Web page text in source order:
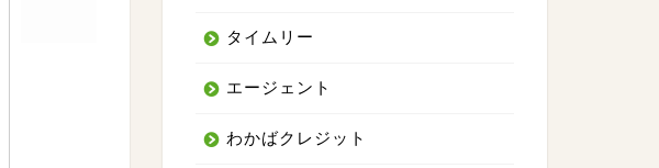
タイムリー
エージェント
わかばクレジット